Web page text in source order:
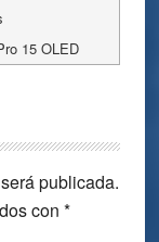
15 OLED
publicada.
con *